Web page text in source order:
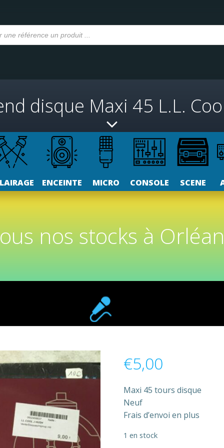
disque Maxi 45 L.L.
ENCEINTE MICRO CONSOLE SCENE
nos stocks à
€5,00
Maxi 45 tours disque
Neuf
Frais d’envoi en plus
1 en stock